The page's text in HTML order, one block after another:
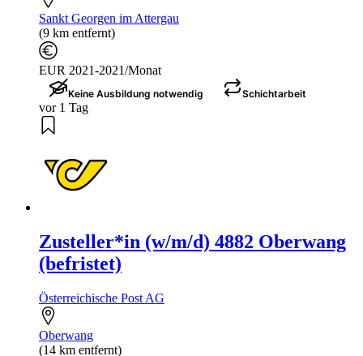
Sankt Georgen im Attergau
(9 km entfernt)
EUR 2021-2021/Monat
Keine Ausbildung notwendig Schichtarbeit
vor 1 Tag
Zusteller*in (w/m/d) 4882 Oberwang
(befristet)
Österreichische Post AG
Oberwang
(14 km entfernt)